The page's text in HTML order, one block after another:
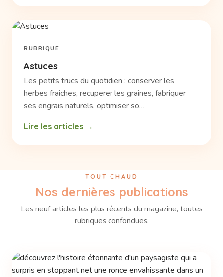
RUBRIQUE
Astuces
Les petits trucs du quotidien : conserver les
herbes fraiches, recuperer les graines, fabriquer
ses engrais naturels, optimiser so…
Lire les articles
TOUT CHAUD
Nos dernières publications
Les neuf articles les plus récents du magazine, toutes
rubriques confondues.